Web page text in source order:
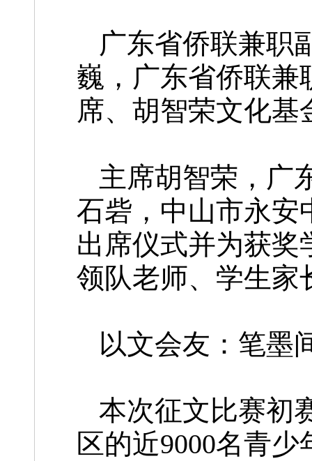
广东省侨联兼职
巍，广东省侨联兼
席、胡智荣文化基
主席胡智荣，广
石砦，中山市永安
出席仪式并为获奖
领队老师、学生家
以文会友：笔墨
本次征文比赛初
区的近9000名青